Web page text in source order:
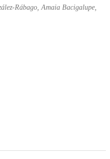
Rábago, Amaia Bacigalupe,